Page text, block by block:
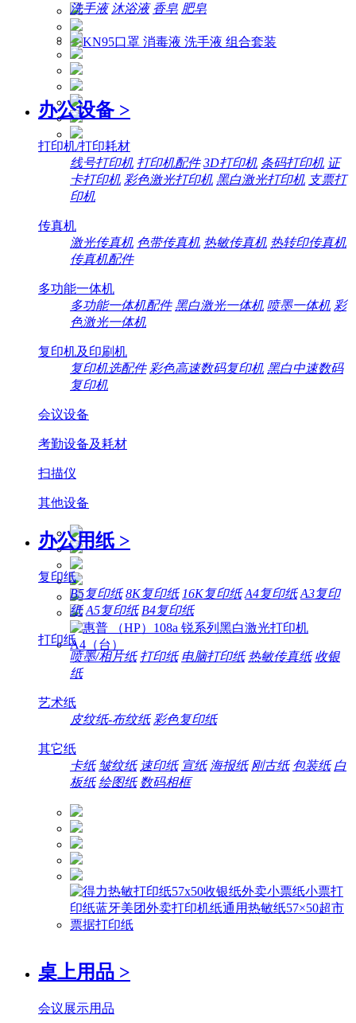
洗手液 沐浴液 香皂 肥皂
办公设备 >
打印机/打印耗材
线号打印机 打印机配件 3D打印机 条码打印机 证
卡打印机 彩色激光打印机 黑白激光打印机 支票打
印机
传真机
激光传真机 色带传真机 热敏传真机 热转印传真机
传真机配件
多功能一体机
多功能一体机配件 黑白激光一体机 喷墨一体机 彩
色激光一体机
复印机及印刷机
复印机选配件 彩色高速数码复印机 黑白中速数码
复印机
会议设备
考勤设备及耗材
扫描仪
其他设备
办公用纸 >
复印纸
B5复印纸 8K复印纸 16K复印纸 A4复印纸 A3复印
纸 A5复印纸 B4复印纸
打印纸
喷墨/相片纸 打印纸 电脑打印纸 热敏传真纸 收银
纸
艺术纸
皮纹纸-布纹纸 彩色复印纸
其它纸
卡纸 皱纹纸 速印纸 宣纸 海报纸 刚古纸 包装纸 白
板纸 绘图纸 数码相框
桌上用品 >
会议展示用品